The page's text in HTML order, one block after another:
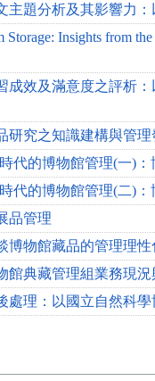
主題分析及其影響力：
Storage: Insights from
成效及滿意度之評析
研究之知識建構與管理
代的博物館管理(一)
代的博物館管理(二)
品管理
博物館藏品的管理理性
館典藏管理組業務現況
處理：以國立自然科